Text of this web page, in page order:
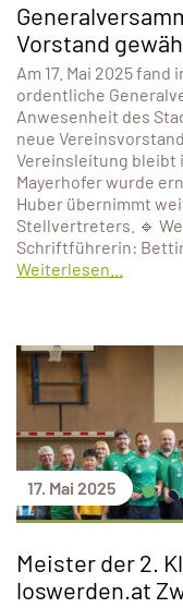
Vorstand
Am 17. Mai 2025
ordentliche
Anwesenheit des
neue
Vereinsleitung bleibt
Mayerhofer wurde
Huber übernimmt
Stellvertreters. 🔹
Schriftführerin:
Weiterlesen...
17. Mai 2025
Meister der 2.
loswerden.at